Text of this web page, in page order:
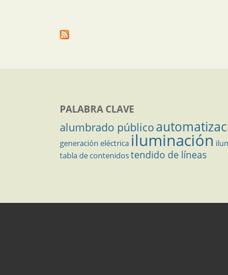
PALABRA CLAVE
alumbrado público
generación eléctrica iluminación
tabla de contenidostendido de líneas